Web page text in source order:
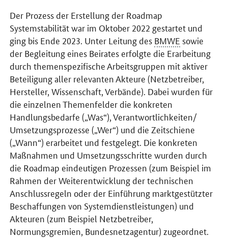
Der Prozess der Erstellung der Roadmap
Systemstabilität war im Oktober 2022 gestartet und
ging bis Ende 2023. Unter Leitung des BMWE sowie
der Begleitung eines Beirates erfolgte die Erarbeitung
durch themenspezifische Arbeitsgruppen mit aktiver
Beteiligung aller relevanten Akteure (Netzbetreiber,
Hersteller, Wissenschaft, Verbände). Dabei wurden für
die einzelnen Themenfelder die konkreten
Handlungsbedarfe („Was“), Verantwortlichkeiten/
Umsetzungsprozesse („Wer“) und die Zeitschiene
(„Wann“) erarbeitet und festgelegt. Die konkreten
Maßnahmen und Umsetzungsschritte wurden durch
die Roadmap eindeutigen Prozessen (zum Beispiel im
Rahmen der Weiterentwicklung der technischen
Anschlussregeln oder der Einführung marktgestützter
Beschaffungen von Systemdienstleistungen) und
Akteuren (zum Beispiel Netzbetreiber,
Normungsgremien, Bundesnetzagentur) zugeordnet.